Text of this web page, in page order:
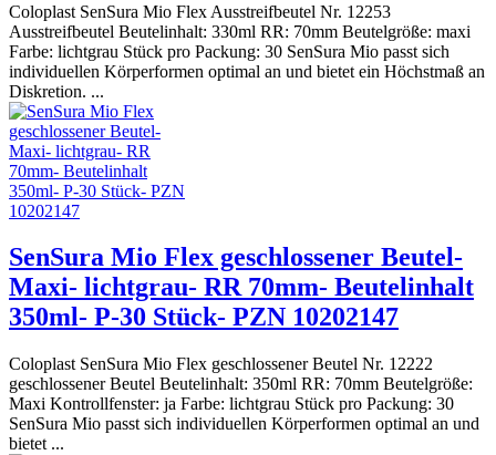
Coloplast SenSura Mio Flex Ausstreifbeutel Nr. 12253
Ausstreifbeutel Beutelinhalt: 330ml RR: 70mm Beutelgröße: maxi
Farbe: lichtgrau Stück pro Packung: 30 SenSura Mio passt sich
individuellen Körperformen optimal an und bietet ein Höchstmaß an
Diskretion. ...
SenSura Mio Flex geschlossener Beutel-
Maxi- lichtgrau- RR 70mm- Beutelinhalt
350ml- P-30 Stück- PZN 10202147
Coloplast SenSura Mio Flex geschlossener Beutel Nr. 12222
geschlossener Beutel Beutelinhalt: 350ml RR: 70mm Beutelgröße:
Maxi Kontrollfenster: ja Farbe: lichtgrau Stück pro Packung: 30
SenSura Mio passt sich individuellen Körperformen optimal an und
bietet ...